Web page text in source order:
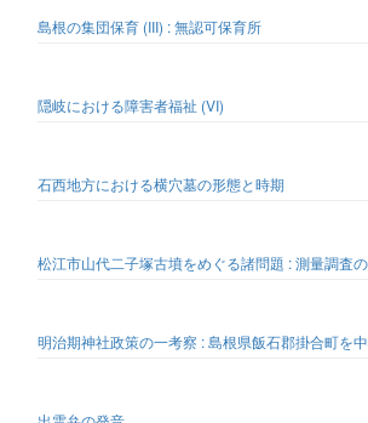
島根の集団保育 (III) : 無認可保育所
隠岐における障害者福祉 (VI)
石西地方における横穴墓の形態と時期
松江市山代二子塚古墳をめぐる諸問題 : 測量調査
明治期神社政策の一考察 : 島根県飯石郡掛合町を